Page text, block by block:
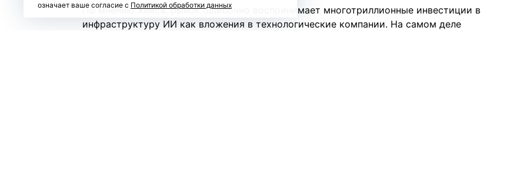
По мнению Хейса, рынок ошибочно воспринимает многотриллионные инвестиции в
инфраструктуру ИИ как вложения в технологические компании. На самом деле
означает ваше согласие с Политикой обработки данных